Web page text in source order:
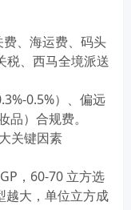
、海运费、码头
税、西马全境派送
0.5%）、偏远
）合规费。
关键因素
，60-70 立方选
越大，单位立方成